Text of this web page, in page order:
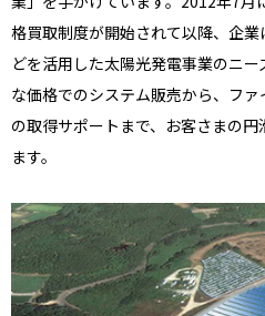
格買取制度が開始されて以降、企
どを活用した太陽光発電事業のニ
な価格でのシステム販売から、フ
の取得サポートまで、お客さまの
ます。